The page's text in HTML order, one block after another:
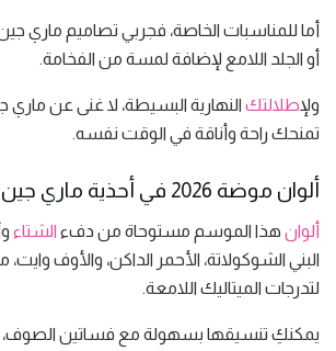
أما للمناسبات الخاصة، فجربي تصاميم ماري
أو الجلد اللامع لإضافة لمسة من الفخامة.
ولإطلالتك النهارية البسيطة، لا غنى عن
تمنحك راحة وأناقة في الوقت نفسه.
ألوان موضة 2026 في أحذية ماري جين
ألوان هذا الموسم مستوحاة من دفء الشتاء
البني الشوكولاتة، الأحمر الداكن، والأوف
لتدرجات الميتاليك اللامعة.
يمكنكِ تنسيقها بسهولة مع فساتين الصوف،